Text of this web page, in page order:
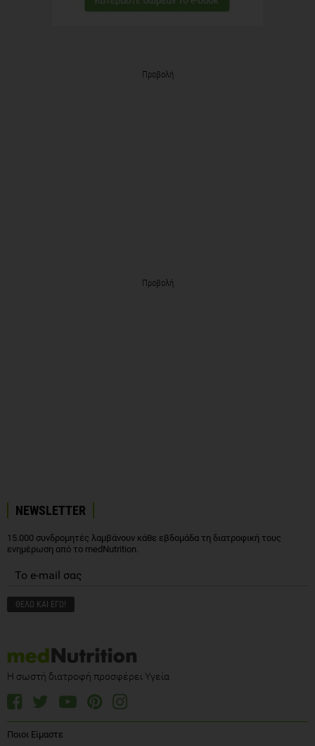
Προβολή
Προβολή
NEWSLETTER
15.000 συνδρομητές λαμβάνουν κάθε εβδομάδα τη διατροφική τους
ενημέρωση από το medNutrition.
Η σωστή διατροφή προσφέρει Υγεία
Ποιοι Είμαστε